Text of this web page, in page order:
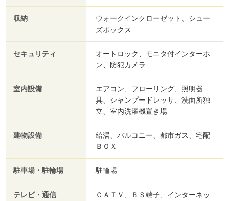
収納
ウォークインクローゼット、シュー
ズボックス
セキュリティ
オートロック、モニタ付インターホ
ン、防犯カメラ
室内設備
エアコン、フローリング、照明器
具、シャンプードレッサ、洗面所独
立、室内洗濯機置き場
建物設備
給湯、バルコニー、都市ガス、宅配
ＢＯＸ
駐車場・駐輪場 駐輪場
テレビ・通信
ＣＡＴＶ、ＢＳ端子、インターネッ